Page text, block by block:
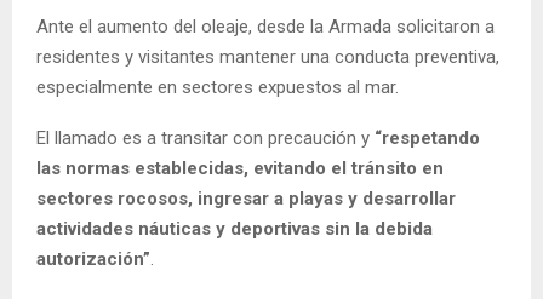
Ante el aumento del oleaje, desde la Armada solicitaron a
residentes y visitantes mantener una conducta preventiva,
especialmente en sectores expuestos al mar.
El llamado es a transitar con precaución y “respetando
las normas establecidas, evitando el tránsito en
sectores rocosos, ingresar a playas y desarrollar
actividades náuticas y deportivas sin la debida
autorización”.